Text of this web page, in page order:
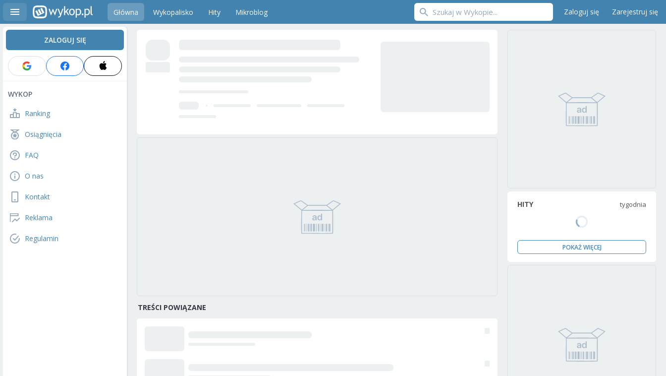
Główna Wykopalisko Hity Mikroblog Zaloguj się Zarejestruj się
ZALOGUJ SIĘ
WYKOP
Ranking
Osiągnięcia
FAQ
O nas
Kontakt
Reklama
Regulamin
TREŚCI POWIĄZANE
HITY tygodnia
POKAŻ WIĘCEJ